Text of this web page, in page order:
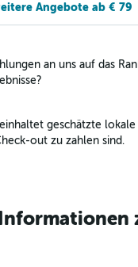
Angebote ab € 79
an uns auf das
geschätzte lokale
out zu zahlen sind.